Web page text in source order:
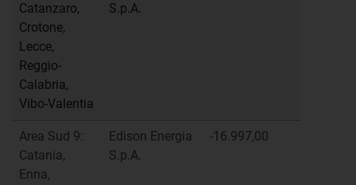
Catanzaro,
Crotone,
Lecce,
Reggio-
Calabria,
Vibo-Valentia
S.p.A.
Area Sud 9:
Catania,
Enna,
Edison Energia
S.p.A.
-16.997,00